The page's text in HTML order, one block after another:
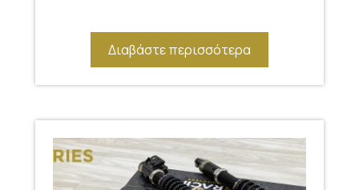
Διαβάστε περισσότερα